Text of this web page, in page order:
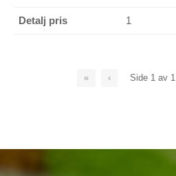
1
« ‹ Side 1 av 1